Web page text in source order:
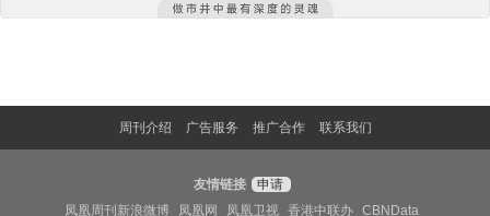
周刊介绍 广告服务 推广合作 联系我们
友情链接 申请
凤凰周刊新浪微博
凤凰网 凤凰卫视 香港中联办
CBNData